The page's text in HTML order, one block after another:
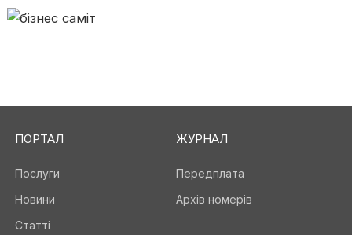
ПОРТАЛ
Послуги
Новини
Статті
ЖУРНАЛ
Передплата
Архів номерів